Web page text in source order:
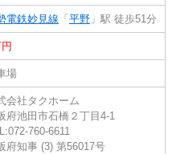
電鉄妙見線 「 平野 」駅 徒歩51分
場
会社タクホーム
府池田市石橋２丁目4-1
760-6611
府知事 (3) 第56017号